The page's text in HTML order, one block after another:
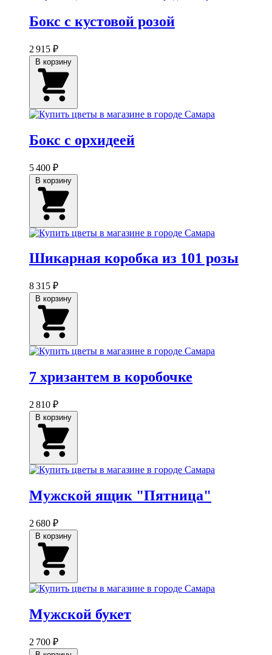
Бокс с кустовой розой
2 915 ₽
Бокс с орхидеей
5 400 ₽
Шикарная коробка из 101 розы
8 315 ₽
7 хризантем в коробочке
2 810 ₽
Мужской ящик "Пятница"
2 680 ₽
Мужской букет
2 700 ₽